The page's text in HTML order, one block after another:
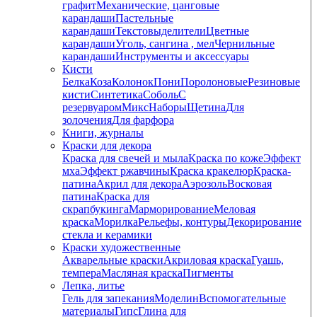
графитМеханические, цанговые
карандашиПастельные
карандашиТекстовыделителиЦветные
карандашиУголь, сангина , мелЧернильные
карандашиИнструменты и аксессуары
Кисти
БелкаКозаКолонокПониПоролоновыеРезиновые
кистиСинтетикаСобольС
резервуаромМиксНаборыЩетинаДля
золоченияДля фарфора
Книги, журналы
Краски для декора
Краска для свечей и мылаКраска по кожеЭффект
мхаЭффект ржавчиныКраска кракелюрКраска-
патинаАкрил для декораАэрозольВосковая
патинаКраска для
скрапбукингаМарморированиеМеловая
краскаМорилкаРельефы, контурыДекорирование
стекла и керамики
Краски художественные
Акварельные краскиАкриловая краскаГуашь,
темпераМасляная краскаПигменты
Лепка, литье
Гель для запеканияМоделинВспомогательные
материалыГипсГлина для